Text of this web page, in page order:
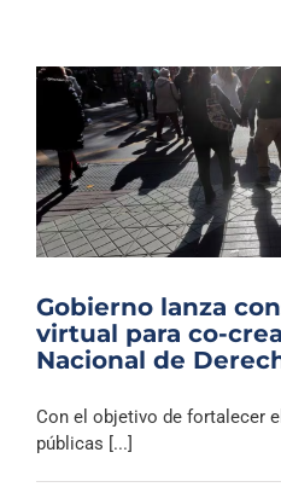
Gobierno lanza
virtual para co-
Nacional de
Con el objetivo de fortalecer
públicas [...]